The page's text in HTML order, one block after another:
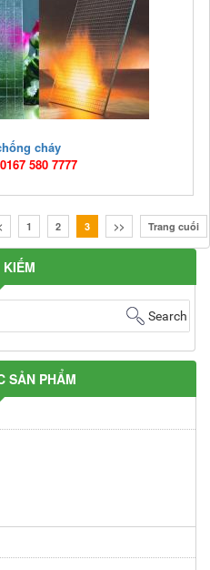
phần, màu trắng. Dùng
phồng) cho kết cấu kh ...
cháy
0167 580 7777
7777
thống hoàn chỉnh được thiết
yêu cầu an toàn ...
1 2 3 >> Trang cuối
Search
SẢN PHẨM